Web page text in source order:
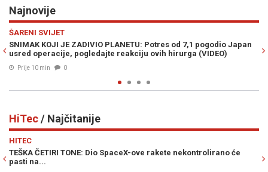
Najnovije
Japan
SHOW
URNEBESNO: Novi "izum" u trans bacio pivopije širom
pogledajte kako radi...
Prije 12 min
Previous
HiTec/ Najčitanije
će
TOTALNI ZAOKRET: Uskoro bi se u Europi moglo letjeti